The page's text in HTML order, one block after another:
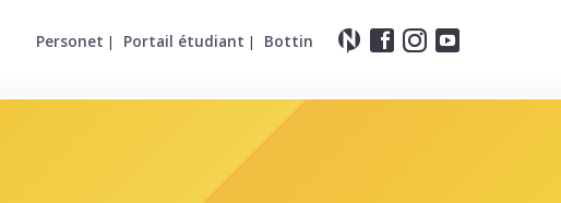
Personet | Portail étudiant | Bottin